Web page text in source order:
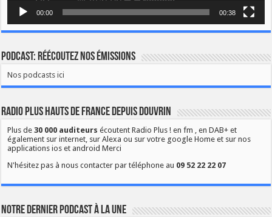
00:00 00:38
Podcast: Réécoutez nos émissions
Nos podcasts ici
Radio Plus Hauts de France depuis Douvrin
Plus de30 000 auditeurs écoutent Radio Plus ! en fm , en DAB+ et
également sur internet, sur Alexa ou sur votre google Home et sur nos
applications ios et android Merci
N'hésitez pas à nous contacter par téléphone au 09 52 22 22 07
Notre dernier podcast à la une